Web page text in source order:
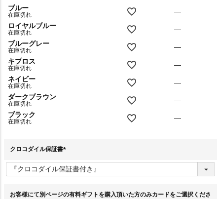
ブルー
在庫切れ
—
ロイヤルブルー
在庫切れ
—
ブルーグレー
在庫切れ
—
キプロス
在庫切れ
—
ネイビー
在庫切れ
—
ダークブラウン
在庫切れ
—
ブラック
在庫切れ —
クロコダイル保証書
必
須
お客様にて別ページの有料ギフトを購入頂いた方のみカードをご選択くださ